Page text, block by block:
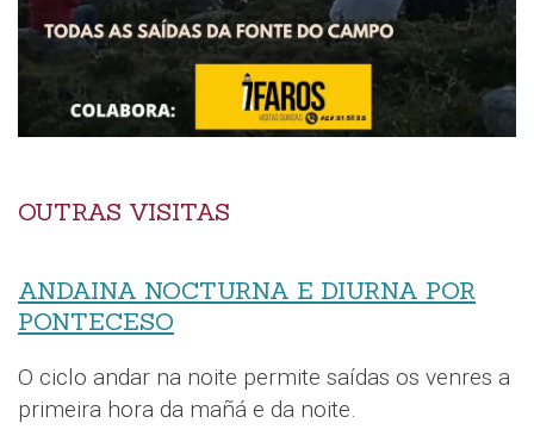
OUTRAS VISITAS
ANDAINA NOCTURNA E DIURNA POR
PONTECESO
O ciclo andar na noite permite saídas os venres a
primeira hora da mañá e da noite.